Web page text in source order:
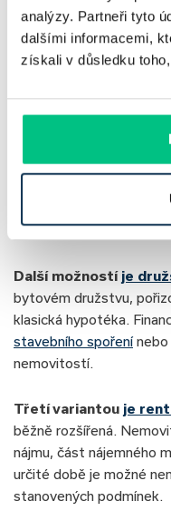
analýzy. Partneři tyto
dalšími informacemi,
získali v důsledku
Alternativy k
rodiče sjednají
nemovitost a později
Další možností je
bytovém družstvu,
klasická hypotéka.
stavebního spořenínebo
nemovitostí.
Třetí variantou je
běžně rozšířená.
nájmu, část nájemného
určité době je možné
stanovených podmínek.